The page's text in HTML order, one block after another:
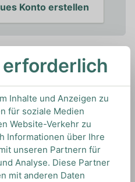
Konto erstellen
zu werden,
auf Lager ist
ausPortugal
Inhalte und Anzeigen zu
für soziale Medien
Website-Verkehr zu
Informationen über Ihre
unseren Partnern für
Analyse. Diese Partner
mit anderen Daten